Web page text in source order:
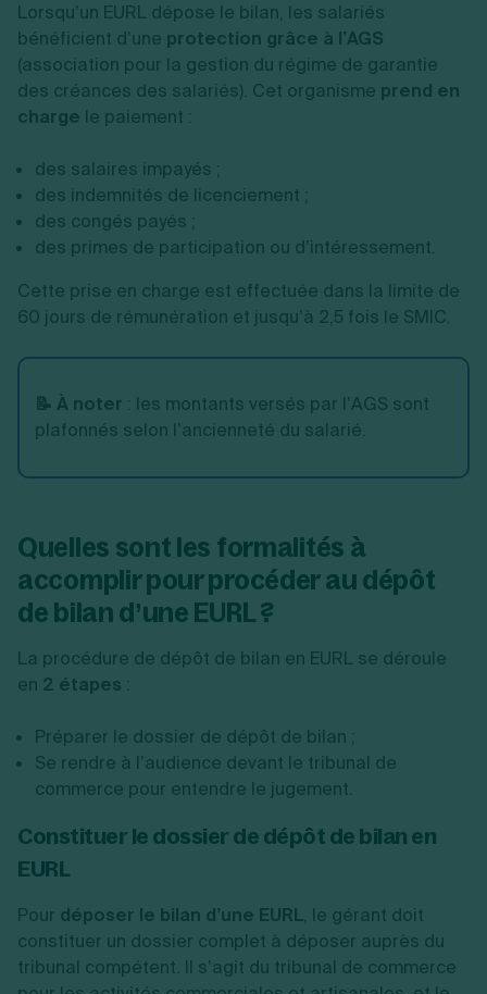
Lorsqu’un EURL dépose le bilan, les salariés
bénéficient d’une protection grâce à l’AGS
(association pour la gestion du régime de garantie
des créances des salariés). Cet organisme prend en
charge le paiement :
des salaires impayés ;
des indemnités de licenciement ;
des congés payés ;
des primes de participation ou d’intéressement.
Cette prise en charge est effectuée dans la limite de
60 jours de rémunération et jusqu’à 2,5 fois le SMIC.
📝 À noter : les montants versés par l’AGS sont
plafonnés selon l’ancienneté du salarié.
Quelles sont les formalités à
accomplir pour procéder au dépôt
de bilan d’une EURL ?
La procédure de dépôt de bilan en EURL se déroule
en 2 étapes :
Préparer le dossier de dépôt de bilan ;
Se rendre à l’audience devant le tribunal de
commerce pour entendre le jugement.
Constituer le dossier de dépôt de bilan en
EURL
Pour déposer le bilan d’une EURL, le gérant doit
constituer un dossier complet à déposer auprès du
tribunal compétent. Il s’agit du tribunal de commerce